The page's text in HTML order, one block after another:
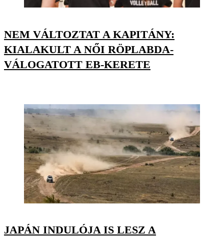
NEM VÁLTOZTAT A KAPITÁNY:
KIALAKULT A NŐI RÖPLABDA-
VÁLOGATOTT EB-KERETE
JAPÁN INDULÓJA IS LESZ A